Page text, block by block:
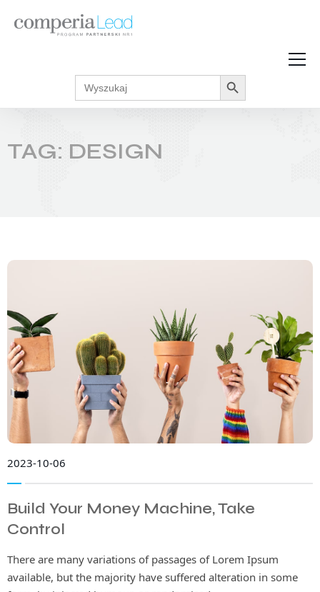
Strefa Wiedzy
Akcje promocyjne
Search
for:
Search Button
TAG: DESIGN
2023-10-06
Build Your Money Machine, Take
Control
There are many variations of passages of Lorem Ipsum
available, but the majority have suffered alteration in some